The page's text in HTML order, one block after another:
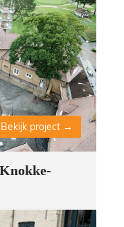
Bekijk project